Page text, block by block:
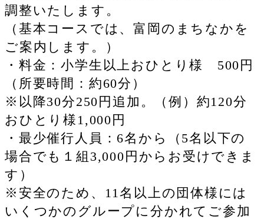
調整いたします。
（基本コースでは、富岡のまちなかを
ご案内します。）
・料金：小学生以上おひとり様 500円
（所要時間：約60分）
※以降30分250円追加。（例）約120分
おひとり様1,000円
・最少催行人員：6名から（5名以下の
場合でも１組3,000円からお受けできま
す）
※安全のため、11名以上の団体様には
いくつかのグループに分かれてご参加